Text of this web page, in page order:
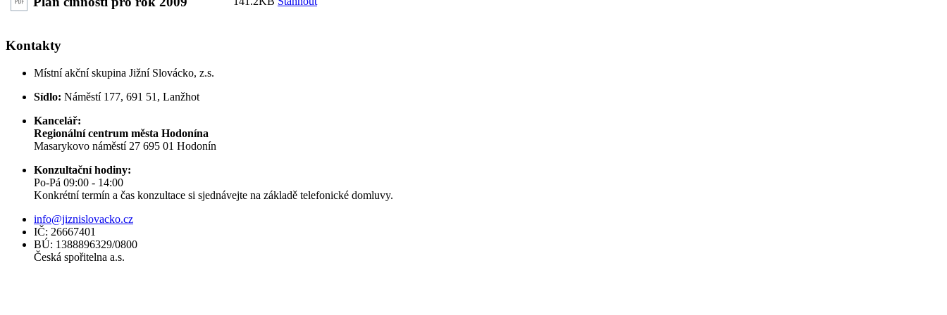
Kontakty
Místní akční skupina Jižní Slovácko, z.s.
Sídlo: Náměstí 177, 691 51, Lanžhot
Kancelář:
Regionální centrum města Hodonína
Masarykovo náměstí 27 695 01 Hodonín
Konzultační hodiny:
Po-Pá 09:00 - 14:00
Konkrétní termín a čas konzultace si sjednávejte na základě telefonické domluvy.
info@jiznislovacko.cz
IČ: 26667401
BÚ: 1388896329/0800
Česká spořitelna a.s.